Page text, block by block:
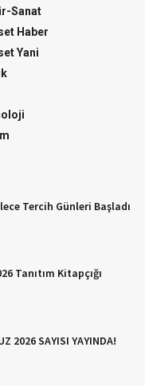
Sanat
Haber
Yani
Tercih Günleri Başladı
Tanıtım Kitapçığı
2026 SAYISI YAYINDA!